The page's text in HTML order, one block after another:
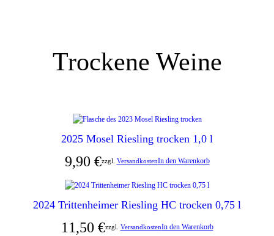
Trockene Weine
2025 Mosel Riesling trocken 1,0 l
9,90 €zzgl. VersandkostenIn den Warenkorb
2024 Trittenheimer Riesling HC trocken 0,75 l
11,50 €zzgl. VersandkostenIn den Warenkorb